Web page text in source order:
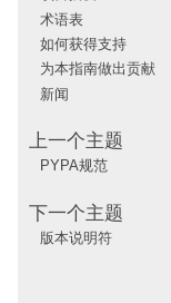
术语表
如何获得支持
为本指南做出贡献
新闻
上一个主题
PYPA规范
下一个主题
版本说明符